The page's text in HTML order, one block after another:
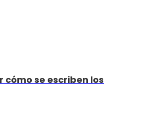
cómo se escriben los